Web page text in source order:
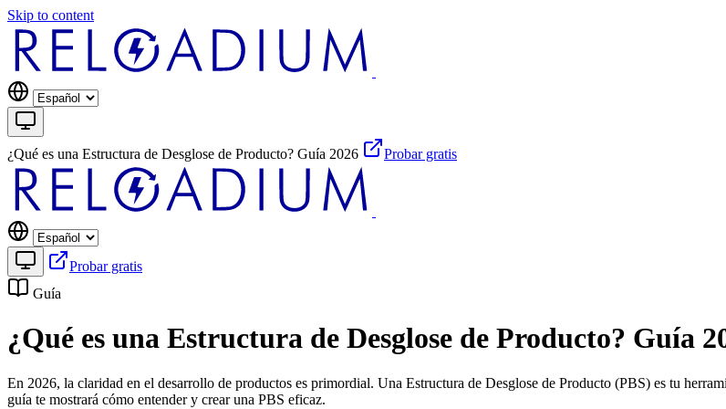
Skip to content
¿Qué es una Estructura de Desglose de Producto? Guía 2026 Probar gratis
Probar gratis
Guía
¿Qué es una Estructura de Desglose de Producto? Guía
En 2026, la claridad en el desarrollo de productos es primordial. Una Estructura de Desglose de Producto (PBS) es tu
guía te mostrará cómo entender y crear una PBS eficaz.